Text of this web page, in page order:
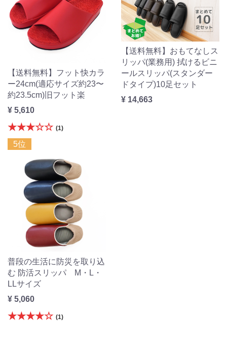
【送料無料】フット快カラ
ー24cm(適応サイズ約23〜
約23.5cm)旧フット楽
¥ 5,610
★★★☆☆ (1)
【送料無料】おもてなしス
リッパ(業務用) 拭けるビニ
ールスリッパ(スタンダー
ドタイプ)10足セット
¥ 14,663
5位
普段の生活に防災を取り込
む 防活スリッパ M・L・
LLサイズ
¥ 5,060
★★★★☆ (1)